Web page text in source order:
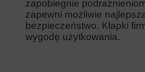
zapobiegnie
zapewni możliwie
bezpieczeństwo. Klapki
wygodę użytkowania.